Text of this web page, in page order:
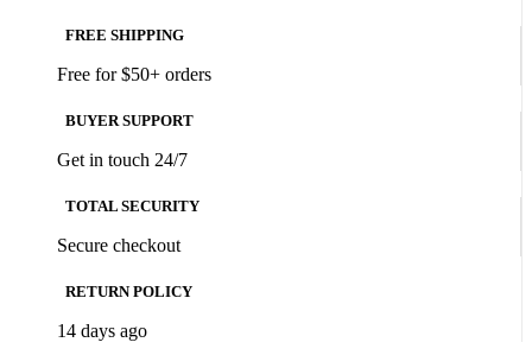
FREE SHIPPING
Free for $50+ orders
BUYER SUPPORT
Get in touch 24/7
TOTAL SECURITY
Secure checkout
RETURN POLICY
14 days ago